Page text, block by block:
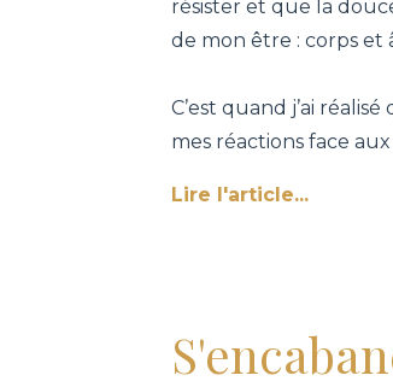
résister et que la
de mon être : corps et
C’est quand j’ai
mes réactions face
Lire l'article...